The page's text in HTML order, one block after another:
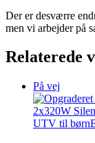
Der er desværre
men vi arbejder på
Relaterede
På vej
UTV til børn